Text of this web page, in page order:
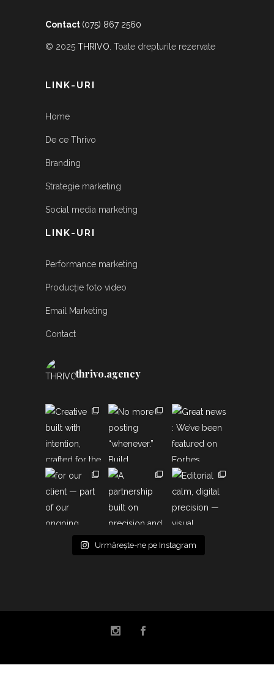
Contact (075) 867 2560
© 2025 THRIVO. Toate drepturile rezervate
LINK-URI
Home
De ce Thrivo
Branding
Strategie marketing
Social media marketing
LINK-URI
Performance marketing
Producție foto video
Email Marketing
Contact
thrivo.agency
Urmărește-ne pe Instagram